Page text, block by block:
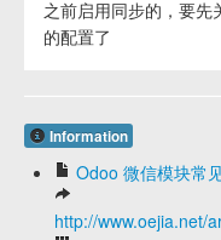
之前启用同步的，要先
的配置了
Information
Odoo 微信模块常
http://www.oejia.net/